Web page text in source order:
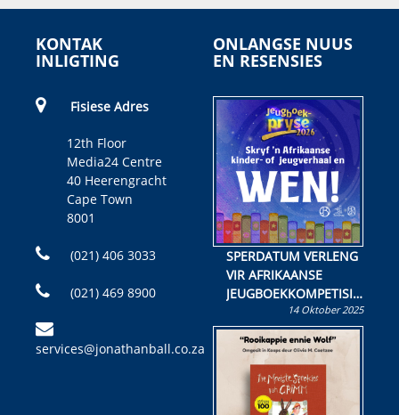
KONTAK
INLIGTING
Fisiese Adres
12th Floor
Media24 Centre
40 Heerengracht
Cape Town
8001
(021) 406 3033
(021) 469 8900
services@jonathanball.co.za
ONLANGSE NUUS
EN RESENSIES
SPERDATUM VERLENG
VIR AFRIKAANSE
JEUGBOEKKOMPETISIE
Skryf ’n jeugboek of
kinderboek en staan ’n
kans om R50 000 te
wen!
14 Oktober 2025